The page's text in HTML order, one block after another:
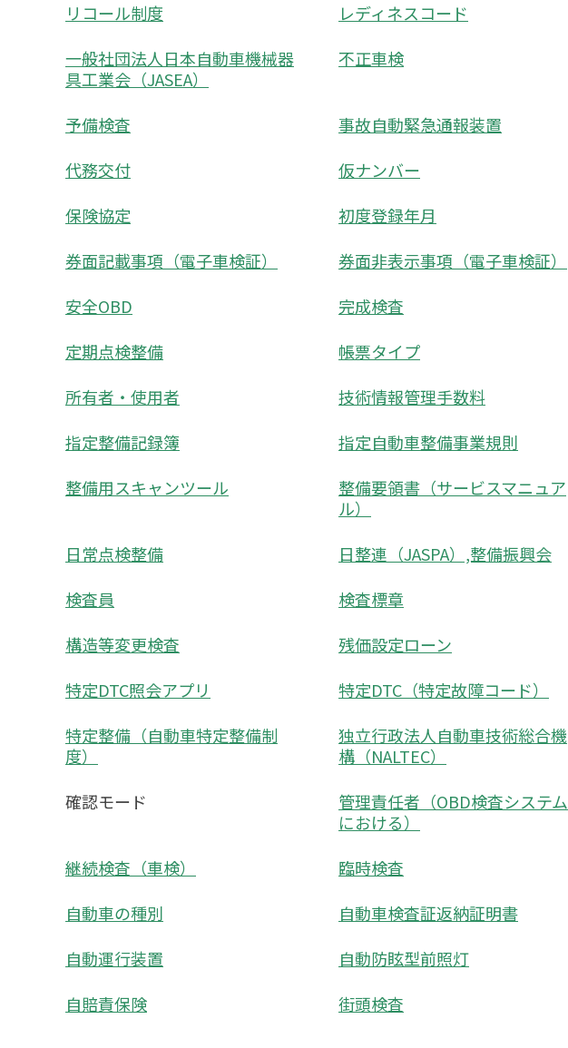
リコール制度 レディネスコード
一般社団法人日本自動車機械器
具工業会（JASEA）
不正車検
予備検査 事故自動緊急通報装置
代務交付
仮ナンバー
保険協定
初度登録年月
券面記載事項（電子車検証）
券面非表示事項（電子車検証）
安全OBD
完成検査
定期点検整備
帳票タイプ
所有者・使用者
技術情報管理手数料
指定整備記録簿
指定自動車整備事業規則
整備用スキャンツール
整備要領書（サービスマニュア
ル）
日常点検整備 日整連（JASPA）,整備振興会
検査員
検査標章
構造等変更検査
残価設定ローン
特定DTC照会アプリ
特定DTC（特定故障コード）
特定整備（自動車特定整備制
度）
独立行政法人自動車技術総合機
構（NALTEC）
確認モード
管理責任者（OBD検査システム
における）
継続検査（車検） 臨時検査
自動車の種別
自動車検査証返納証明書
自動運行装置
自動防眩型前照灯
自賠責保険
街頭検査